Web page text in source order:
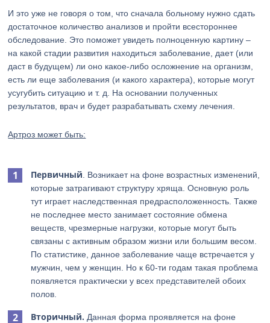
И это уже не говоря о том, что сначала больному нужно сдать
достаточное количество анализов и пройти всестороннее
обследование. Это поможет увидеть полноценную картину –
на какой стадии развития находиться заболевание, дает (или
даст в будущем) ли оно какое-либо осложнение на организм,
есть ли еще заболевания (и какого характера), которые могут
усугубить ситуацию и т. д. На основании полученных
результатов, врач и будет разрабатывать схему лечения.
Артроз может быть:
Первичный . Возникает на фоне возрастных изменений,
которые затрагивают структуру хряща. Основную роль
тут играет наследственная предрасположенность. Также
не последнее место занимает состояние обмена
веществ, чрезмерные нагрузки, которые могут быть
связаны с активным образом жизни или большим весом.
По статистике, данное заболевание чаще встречается у
мужчин, чем у женщин. Но к 60-ти годам такая проблема
появляется практически у всех представителей обоих
полов.
Вторичный. Данная форма проявляется на фоне